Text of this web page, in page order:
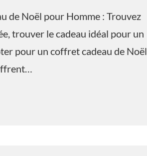
de Noël pour Homme : Trouvez
trouver le cadeau idéal pour un
pour un coffret cadeau de Noël